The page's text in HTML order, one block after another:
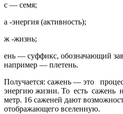
с — семя;
а -энергия (активность);
ж -жизнь;
ень — суффикс, обозначающий
например — плетень.
Получается: сажень — это
энергию жизни. То есть сажень
метр. 16 саженей дают
отображающего вселенную.